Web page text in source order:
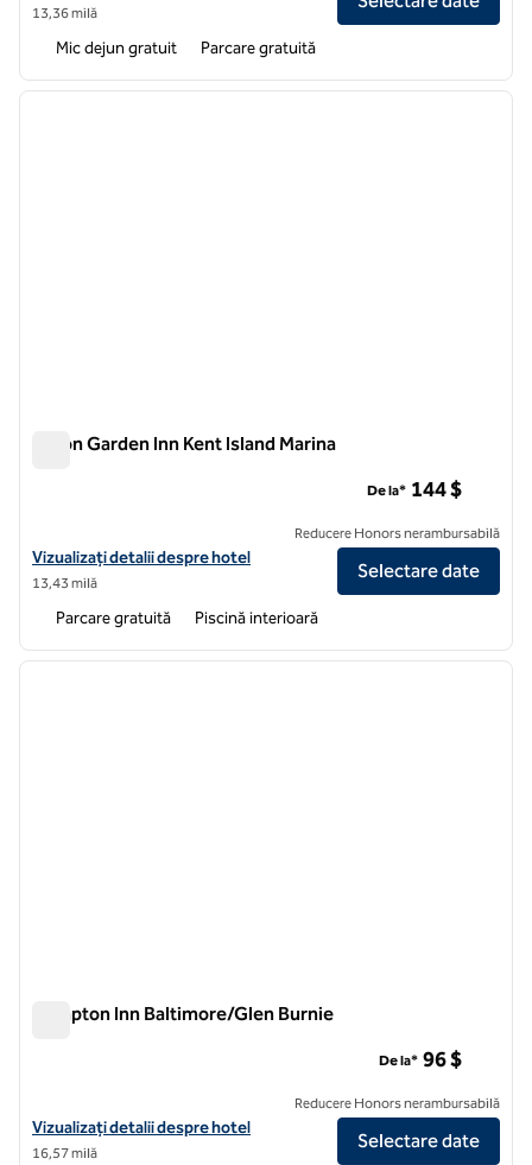
13,36 milă
Mic dejun gratuit Parcare gratuită
1 din 12
Hilton Garden Inn Kent Island Marina
Vizualizați detaliile hotelului Hilton Garden Inn Kent Island Marina
Vizualizați detalii despre hotel
13,43 milă
De la* 144 $
Reducere Honors nerambursabilă
Selectare date
Parcare gratuită Piscină interioară
1 din 12
Hampton Inn Baltimore/Glen Burnie
Vizualizați detaliile hotelului Hampton Inn Baltimore/Glen Burnie
Vizualizați detalii despre hotel
16,57 milă
De la* 96 $
Reducere Honors nerambursabilă
Selectare date